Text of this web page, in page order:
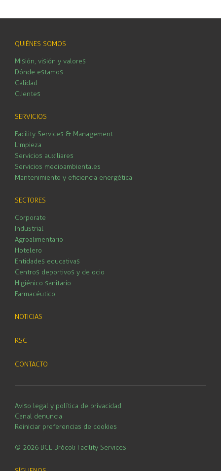
QUIÉNES SOMOS
Misión, visión y valores
Dónde estamos
Calidad
Clientes
SERVICIOS
Facility Services & Management
Limpieza
Servicios auxiliares
Servicios medioambientales
Mantenimiento y eficiencia energética
SECTORES
Corporate
Industrial
Agroalimentario
Hotelero
Entidades educativas
Centros deportivos y de ocio
Higiénico sanitario
Farmacéutico
NOTICIAS
RSC
CONTACTO
Aviso legal y política de privacidad
Canal denuncia
Reiniciar preferencias de cookies
© 2026 BCL Brócoli Facility Services